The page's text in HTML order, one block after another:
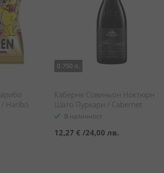
Haribo
0.750 л.
Каберне Совиньон Ноктюрн
Шато Пуркари / Cabernet
Sauvignon Nocturne
В наличност
12,27 € /24,00 лв.